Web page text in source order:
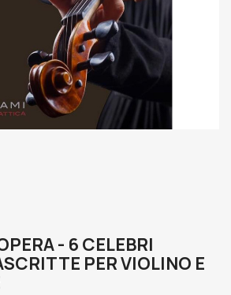
- 6 CELEBRI
PER VIOLINO E